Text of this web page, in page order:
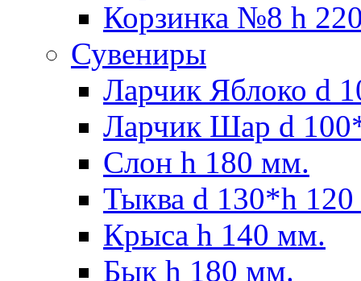
Корзинка №8 h
Сувениры
Ларчик Яблоко d
Ларчик Шар d
Слон h 180 мм.
Тыква d 130*h
Крыса h 140 мм.
Бык h 180 мм.